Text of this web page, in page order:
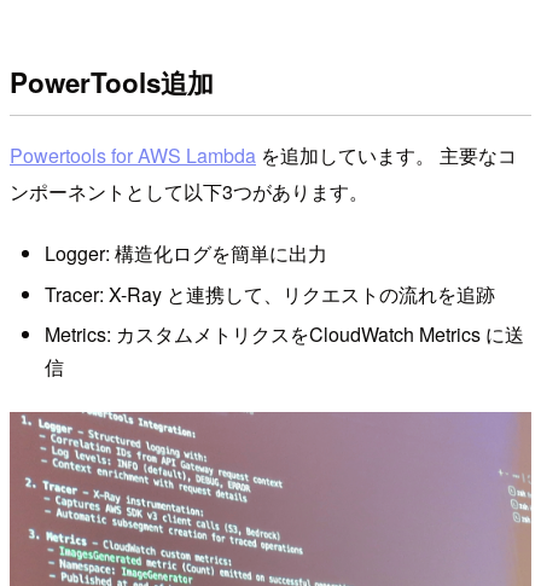
PowerTools追加
Powertools for AWS Lambda を追加しています。 主要なコ
ンポーネントとして以下3つがあります。
Logger: 構造化ログを簡単に出力
Tracer: X-Ray と連携して、リクエストの流れを追跡
Metrics: カスタムメトリクスをCloudWatch Metrics に送
信